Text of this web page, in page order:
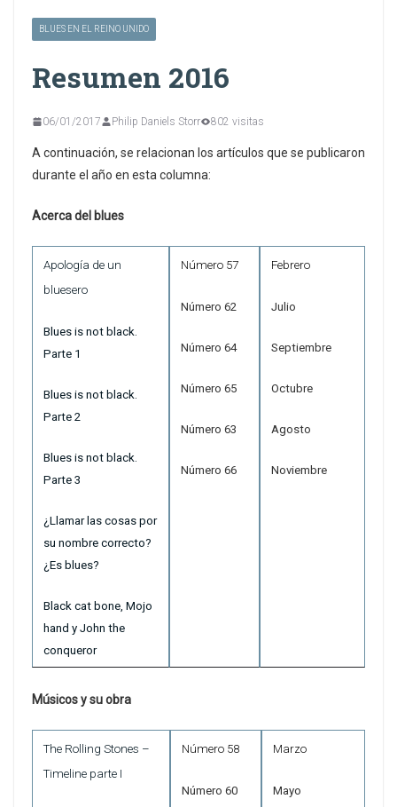
BLUES EN EL REINO UNIDO
Resumen 2016
06/01/2017 Philip Daniels Storr 802 visitas
A continuación, se relacionan los artículos que se publicaron
durante el año en esta columna:
Acerca del blues
Apología de un
bluesero
Blues is not black.
Parte 1
Blues is not black.
Parte 2
Blues is not black.
Parte 3
¿Llamar las cosas por
su nombre correcto?
¿Es blues?
Black cat bone, Mojo
hand y John the
conqueror
Número 57
Número 62
Número 64
Número 65
Número 63
Número 66
Febrero
Julio
Septiembre
Octubre
Agosto
Noviembre
Músicos y su obra
The Rolling Stones –
Timeline parte I
Número 58
Número 60
Marzo
Mayo